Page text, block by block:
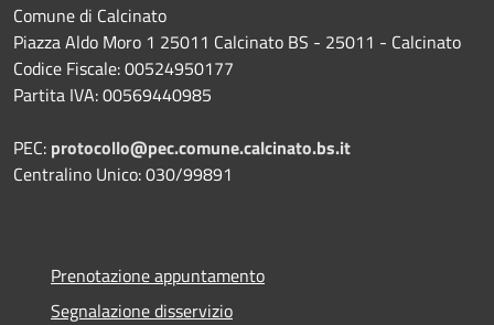
Comune di Calcinato
Piazza Aldo Moro 1 25011 Calcinato BS - 25011 - Calcinato
Codice Fiscale: 00524950177
Partita IVA: 00569440985
PEC: protocollo@pec.comune.calcinato.bs.it
Centralino Unico: 030/99891
Prenotazione appuntamento
Segnalazione disservizio